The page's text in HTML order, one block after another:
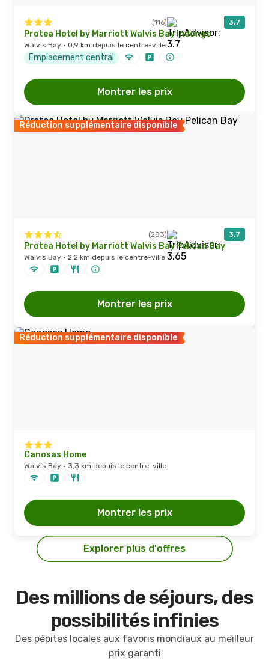
(116) 3,7
Protea Hotel by Marriott Walvis Bay Indongo
Walvis Bay · 0,9 km depuis le centre-ville
Emplacement central
Montrer les prix
Réduction supplémentaire disponible
(283) 3,7
Protea Hotel by Marriott Walvis Bay Pelican Bay
Walvis Bay · 2,2 km depuis le centre-ville
Montrer les prix
Réduction supplémentaire disponible
Canosas Home
Walvis Bay · 3,3 km depuis le centre-ville
Montrer les prix
Explorer plus d'offres
Des millions de séjours, des
possibilités infinies
Des pépites locales aux favoris mondiaux au meilleur
prix garanti